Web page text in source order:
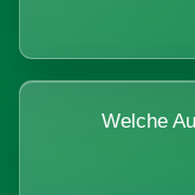
Welche